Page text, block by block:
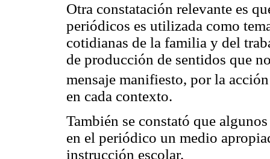
Otra constatación relevante es
periódicos es utilizada como
cotidianas de la familia y del
de producción de sentidos que
mensaje manifiesto, por la
en cada contexto.
También se constató que
en el periódico un medio
instrucción escolar.